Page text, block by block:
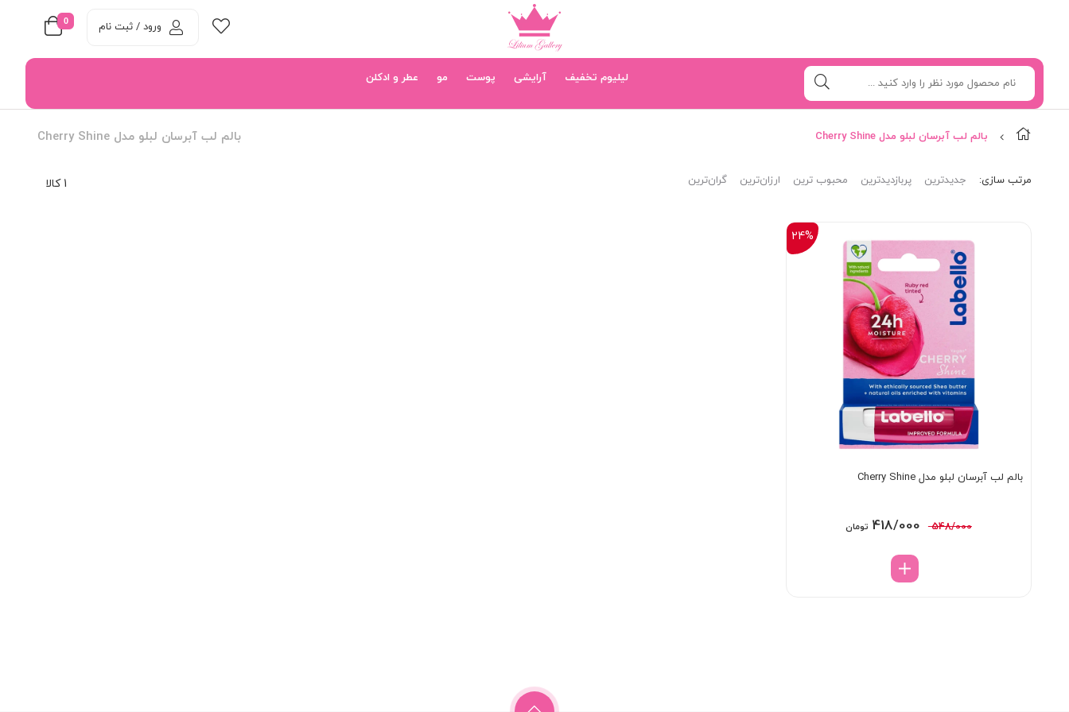
0 ورود / ثبت نام
لیلیوم تخفیف آرایشی پوست مو عطر و ادکلن
بالم لب آبرسان لبلو مدل Cherry Shine بالم لب آبرسان لبلو مدل Cherry Shine
1 کالا مرتب‌ سازی: جدیدترین پربازدیدترین محبوب ترین ارزان‌ترین گران‌ترین
24%
بالم لب آبرسان لبلو مدل Cherry Shine
548/000
قیمت
بود.
418/000 تومانقیمت